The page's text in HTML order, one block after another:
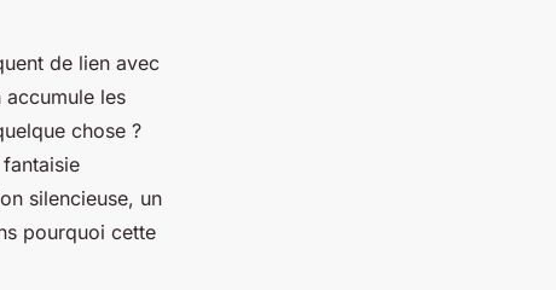
de lien avec
les
chose ?
silencieuse, un
pourquoi cette